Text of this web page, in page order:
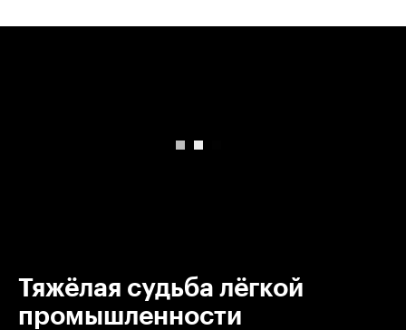
Тяжёлая судьба лёгкой
промышленности